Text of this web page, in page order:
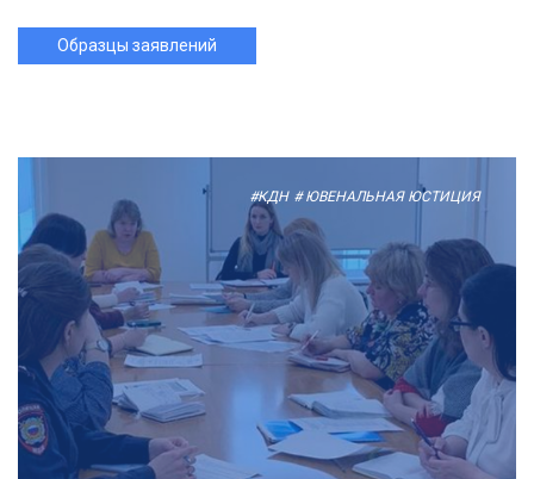
Образцы заявлений
#КДН # ЮВЕНАЛЬНАЯ ЮСТИЦИЯ